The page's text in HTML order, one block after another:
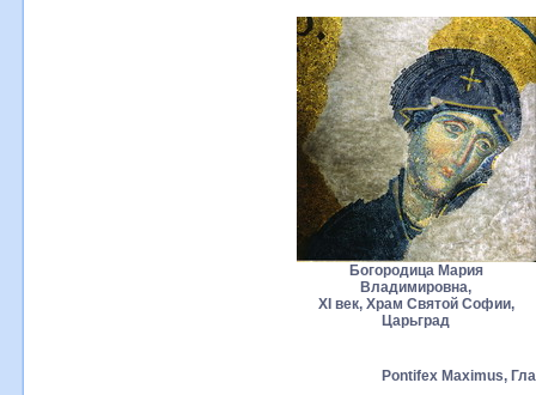
Богородица Мария
Владимировна,
XI век, Храм Святой Софии,
Царьград
Pontifex Maximus,